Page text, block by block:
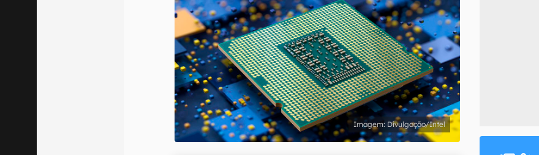
Confirmo que li, aceito e concordo com os Termos de Uso e Política de Privacidade do
Divulgação/Intel